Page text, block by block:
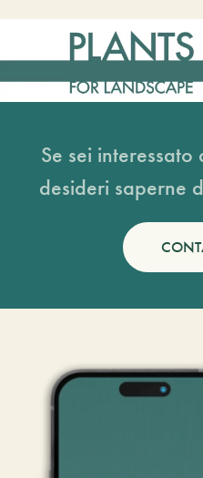
Se sei
desideri saperne